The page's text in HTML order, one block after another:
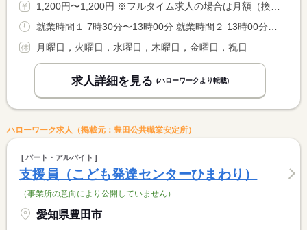
1,200円〜1,200円 ※フルタイム求人の場合は月額（換算額）、パート求人の場合は時間額を表示しています。
月曜日，火曜日，水曜日，木曜日，金曜日，祝日
求人詳細を見る (ハローワークより転載)
ハローワーク求人（掲載元：豊田公共職業安定所）
パート・アルバイト
支援員（こども発達センターひまわり）
（事業所の意向により公開していません）
愛知県豊田市